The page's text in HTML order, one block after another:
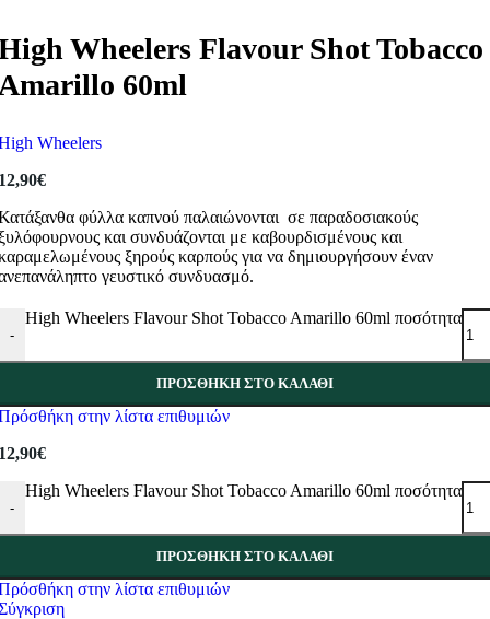
Wheelers Flavour Shot Tobacco
60ml
Wheelers
€
φύλλα καπνού παλαιώνονται σε παραδοσιακούς
και συνδυάζονται με καβουρδισμένους και
ξηρούς καρπούς για να δημιουργήσουν έναν
γευστικό συνδυασμό.
-
High Wheelers Flavour Shot Tobacco Amarillo 60ml ποσότητα
ΠΡΟΣΘΉΚΗ ΣΤΟ ΚΑΛΆΘΙ
στην λίστα επιθυμιών
€
-
High Wheelers Flavour Shot Tobacco Amarillo 60ml ποσότητα
ΠΡΟΣΘΉΚΗ ΣΤΟ ΚΑΛΆΘΙ
στην λίστα επιθυμιών